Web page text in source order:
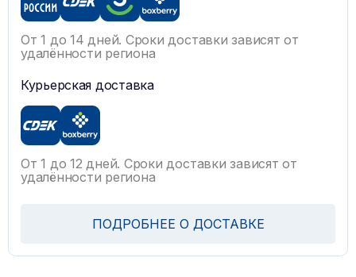
От 1 до 14 дней. Сроки доставки зависят от
удалённости региона
Курьерская доставка
От 1 до 12 дней. Сроки доставки зависят от
удалённости региона
ПОДРОБНЕЕ О ДОСТАВКЕ